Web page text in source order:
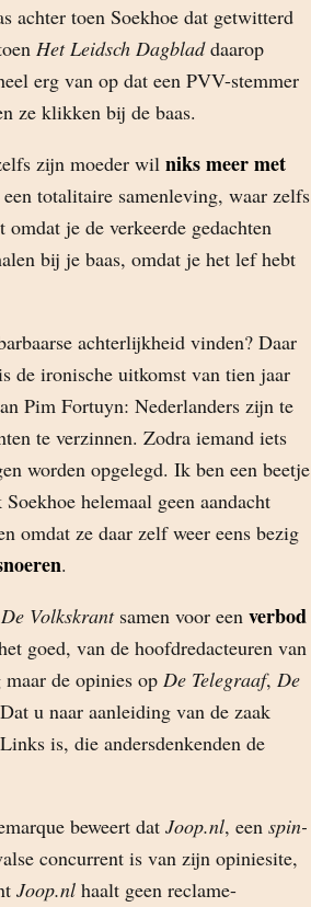
achter toen Soekhoe dat getwitterd
Het Leidsch Dagbladdaarop
erg van op dat een PVV-stemmer
ze klikken bij de baas.
zijn moeder wil niks meer met
totalitaire samenleving, waar zelfs
je de verkeerde gedachten
bij je baas, omdat je het lef hebt
achterlijkheid vinden? Daar
de ironische uitkomst van tien jaar
Pim Fortuyn: Nederlanders zijn te
te verzinnen. Zodra iemand iets
worden opgelegd. Ik ben een beetje
helemaal geen aandacht
omdat ze daar zelf weer eens bezig
.
De Volkskrantsamen voor een verbod
goed, van de hoofdredacteuren van
de opinies op De Telegraaf, De
u naar aanleiding van de zaak
is, die andersdenkenden de
beweert dat Joop.nl, een spin-
concurrent is van zijn opiniesite,
Joop.nl haalt geen reclame-